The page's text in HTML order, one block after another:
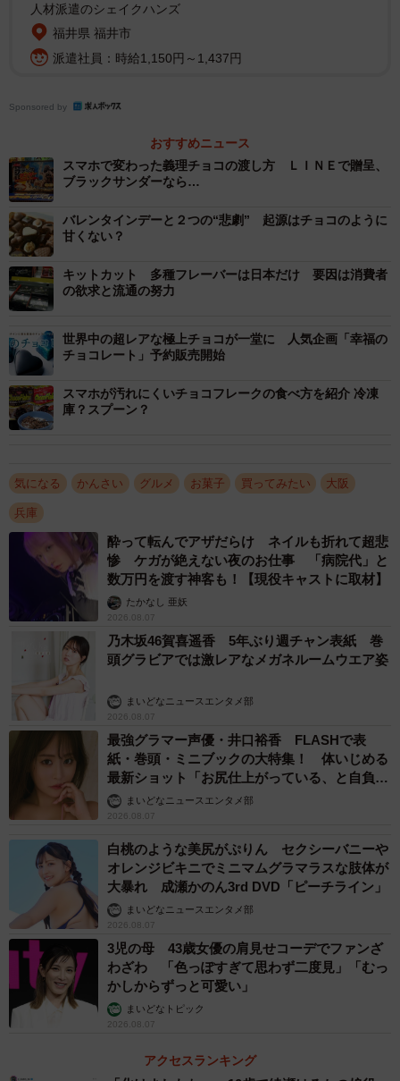
「イェバ マンティネン／ブラッドオレンジ」（6個 5,184円）ジューシー
な味わいがこの一粒にぎゅっと凝縮。日本初登場。※1月25日（土）より
発売（提供写真）
辛口の白ワインを洋梨のジュレとダークチョコレートのガナッシュに閉
じ込めた一粒ほかブッシュフード（オーストラリアの伝統食材）や日本
のフレーバーを使用したチェコレートの限定セレクション。「ナカムラ
チョコレート／オリジナル セレクション」（6個 2,376円）（提供写真）
あべのハルカス近鉄本店では、1月18日～2月14日の約1カ
月間、同店ウイング館9階催会場でコレクションを開催。コ
レクションには通販会社フェリシモ（神戸）のチョコレー
トバイヤーみり氏の展開する「幸福のチョコレート」も出
ティション「さくらアワード」の2019年度受賞ワインと有
人材派遣のシェイクハンズ
福井県 福井市
派遣社員：時給1,150円～1,437円
Sponsored by
おすすめニュース
スマホで変わった義理チョコの渡し方 ＬＩＮＥで贈呈、
ブラックサンダーなら…
バレンタインデーと２つの“悲劇” 起源はチョコのように
甘くない？
キットカット 多種フレーバーは日本だけ 要因は消費者
の欲求と流通の努力
世界中の超レアな極上チョコが一堂に 人気企画「幸福の
チョコレート」予約販売開始
スマホが汚れにくいチョコフレークの食べ方を紹介 冷凍
庫？スプーン？
気になる かんさい グルメ お菓子 買ってみたい 大阪
兵庫
酔って転んでアザだらけ ネイルも折れて超悲
惨 ケガが絶えない夜のお仕事 「病院代」と
数万円を渡す神客も！【現役キャストに取材】
たかなし 亜妖
2026.08.07
乃木坂46賀喜遥香 5年ぶり週チャン表紙 巻
頭グラビアでは激レアなメガネルームウエア姿
まいどなニュースエンタメ部
2026.08.07
最強グラマー声優・井口裕香 FLASHで表
紙・巻頭・ミニブックの大特集！ 体いじめる
最新ショット「お尻仕上がっている、と自負し
ています」「いくつになっても理想の身体でい
たい」
まいどなニュースエンタメ部
2026.08.07
白桃のような美尻がぷりん セクシーバニーや
オレンジビキニでミニマムグラマラスな肢体が
大暴れ 成瀬かのん3rd DVD「ピーチライン」
まいどなニュースエンタメ部
2026.08.07
3児の母 43歳女優の肩見せコーデでファンざ
わざわ 「色っぽすぎて思わず二度見」「むっ
かしからずっと可愛い」
まいどなトピック
2026.08.07
アクセスランキング